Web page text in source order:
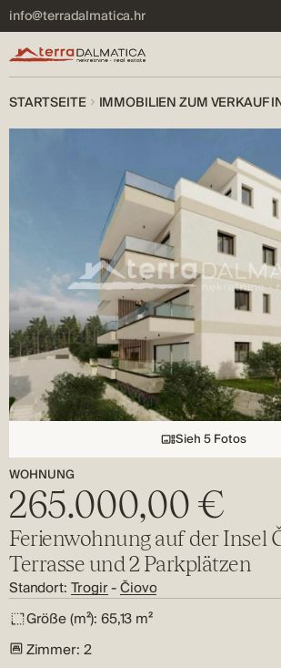
info@terradalmatica.hr
STARTSEITE IMMOBILIEN ZUM VERKAUF
Sieh 5 Fotos
WOHNUNG
265.000,00 €
Ferienwohnung auf der Insel
Terrasse und 2 Parkplätzen
Standort: Trogir-Čiovo
Größe (m²): 65,13 m²
Zimmer: 2